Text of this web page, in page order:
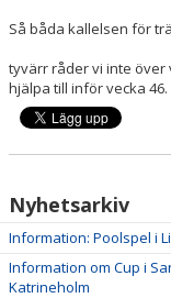
Så båda kallelsen för
tyvärr råder vi inte över
hjälpa till inför vecka 46.
Nyhetsarkiv
Information: Poolspel i
Information om Cup i
Katrineholm